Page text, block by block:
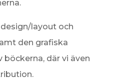
layout och
den grafiska
där vi även